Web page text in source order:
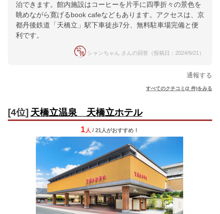
泊できます。館内施設はコーヒーを片手に四季折々の景色を
眺めながら寛げるbook cafeなどもあります。アクセスは、京
都丹後鉄道「天橋立」駅下車徒歩7分、無料駐車場完備と便
利です。
シャンちゃん さんの回答（投稿日：2024/9/21）
通報する
すべてのクチコミ(2 件)をみる
[4位] 天橋立温泉 天橋立ホテル
1 人 / 21人がおすすめ！